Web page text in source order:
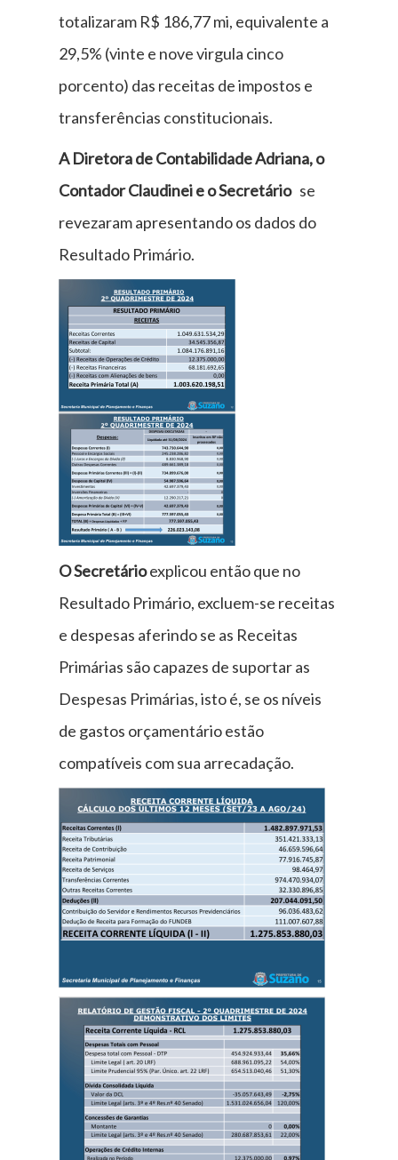
totalizaram R$ 186,77 mi, equivalente a
29,5% (vinte e nove virgula cinco
porcento) das receitas de impostos e
transferências constitucionais.
A Diretora de Contabilidade Adriana, o
Contador Claudinei e o Secretário se
revezaram apresentando os dados do
Resultado Primário.
O Secretárioexplicou então que no
Resultado Primário, excluem-se receitas
e despesas aferindo se as Receitas
Primárias são capazes de suportar as
Despesas Primárias, isto é, se os níveis
de gastos orçamentário estão
compatíveis com sua arrecadação.